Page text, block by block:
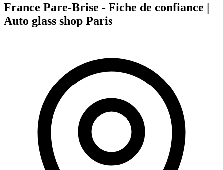
France Pare-Brise - Fiche de confiance |
Auto glass shop Paris